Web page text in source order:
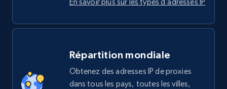
Répartition mondiale
Obtenez des adresses IP de proxies
dans tous les pays, toutes les villes,